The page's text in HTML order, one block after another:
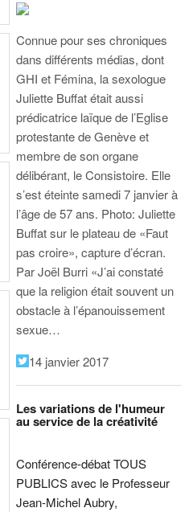
Connue pour ses chroniques
dans différents médias, dont
GHI et Fémina, la sexologue
Juliette Buffat était aussi
prédicatrice laïque de l’Eglise
protestante de Genève et
membre de son organe
délibérant, le Consistoire. Elle
s’est éteinte samedi 7 janvier à
l’âge de 57 ans. Photo: Juliette
Buffat sur le plateau de «Faut
pas croire», capture d’écran.
Par Joël Burri «J’ai constaté
que la religion était souvent un
obstacle à l’épanouissement
sexue…
14 janvier 2017
Les variations de l'humeur
au service de la créativité
Conférence-débat TOUS
PUBLICS avec le Professeur
Jean-Michel Aubry,